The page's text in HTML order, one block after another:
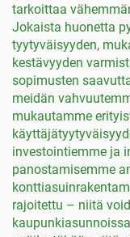
tarkoittaa
Jokaista huonetta
tyytyväisyyden,
kestävyyden
sopimusten
meidän
mukautamme
investointiemme ja
panostamisemme
rajoitettu – niitä